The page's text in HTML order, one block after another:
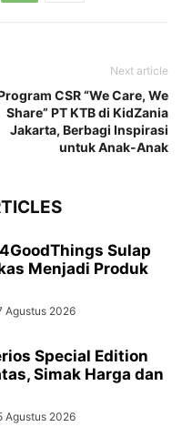
Next article
CSR “We Care, We
Share” PT KTB di KidZania
Jakarta, Berbagi Inspirasi
untuk Anak-Anak
Sulap
Menjadi Produk
Agustus 2026
Special Edition
Simak Harga dan
Agustus 2026